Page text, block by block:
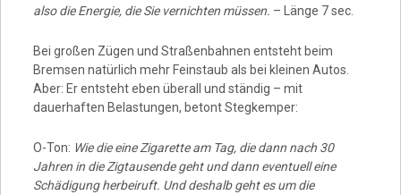
also die Energie, die Sie vernichten müssen. – Länge 7 sec.
Bei großen Zügen und Straßenbahnen entsteht beim
Bremsen natürlich mehr Feinstaub als bei kleinen Autos.
Aber: Er entsteht eben überall und ständig – mit
dauerhaften Belastungen, betont Stegkemper:
O-Ton: Wie die eine Zigarette am Tag, die dann nach 30
Jahren in die Zigtausende geht und dann eventuell eine
Schädigung herbeiruft. Und deshalb geht es um die